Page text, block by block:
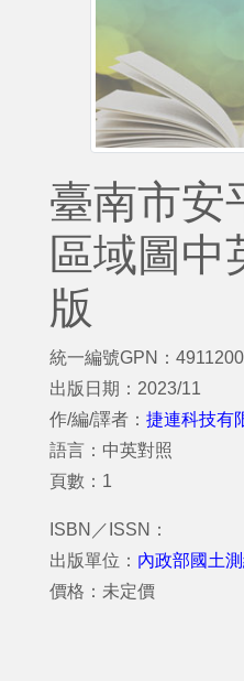
臺南市安
區域圖中
版
統一編號GPN：
出版日期：2023/11
作/編/譯者： 捷連科技有
語言：中英對照
頁數：1
ISBN／ISSN：
出版單位： 內政部國土
價格：未定價